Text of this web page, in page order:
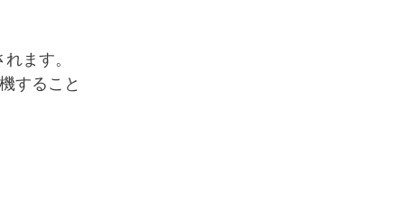
ます。
すること